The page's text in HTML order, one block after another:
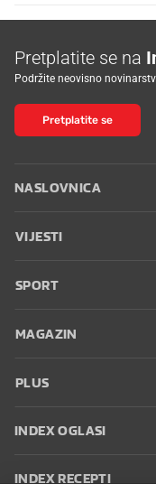
Pretplatite se na
Podržite neovisno
Pretplatite se
NASLOVNICA
VIJESTI
SPORT
MAGAZIN
PLUS
INDEX OGLASI
INDEX RECEPTI